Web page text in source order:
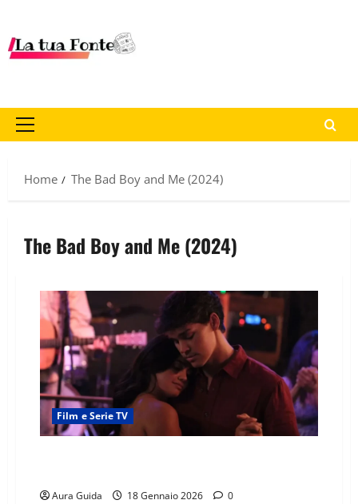
Home The Bad Boy and Me (2024)
The Bad Boy and Me (2024)
Film e Serie TV
Aura Guida 18 Gennaio 2026 0